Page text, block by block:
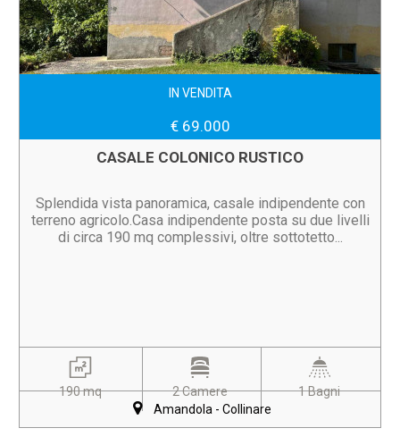
IN VENDITA
€ 69.000
CASALE COLONICO RUSTICO
Splendida vista panoramica, casale indipendente con
terreno agricolo.Casa indipendente posta su due livelli
di circa 190 mq complessivi, oltre sottotetto...
190 mq 2 Camere
1 Bagni
Amandola - Collinare